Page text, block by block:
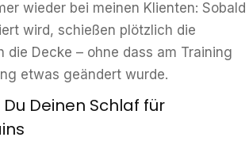
wieder bei meinen Klienten: Sobald
wird, schießen plötzlich die
die Decke – ohne dass am Training
etwas geändert wurde.
Deinen Schlaf für